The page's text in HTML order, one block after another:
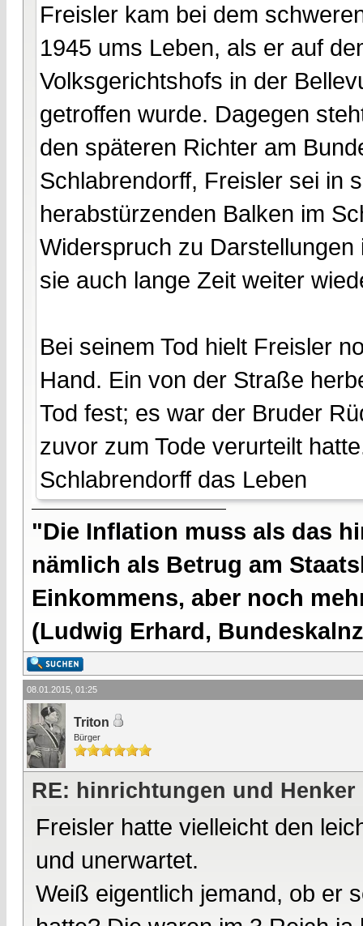
Freisler kam bei dem
1945 ums Leben, als er auf
Volksgerichtshofs in der
getroffen wurde. Dagegen
den späteren Richter am
Schlabrendorff, Freisler sei in
herabstürzenden Balken im
Widerspruch zu
sie auch lange Zeit weiter
Bei seinem Tod hielt Freisler
Hand. Ein von der Straße
Tod fest; es war der Bruder
zuvor zum Tode verurteilt
Schlabrendorff das Leben
"Die Inflation muss als das
nämlich als Betrug am
Einkommens, aber noch
(Ludwig Erhard,
08.01.2015, 01:25
Triton
Bürger
RE: hinrichtungen und Henker
Freisler hatte vielleicht den
und unerwartet.
Weiß eigentlich jemand, ob er